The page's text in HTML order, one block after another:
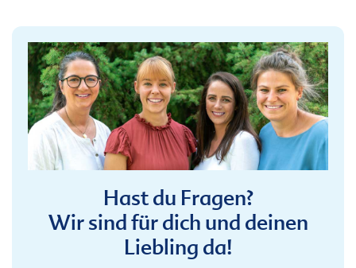
Hast du Fragen?
Wir sind für dich und deinen
Liebling da!